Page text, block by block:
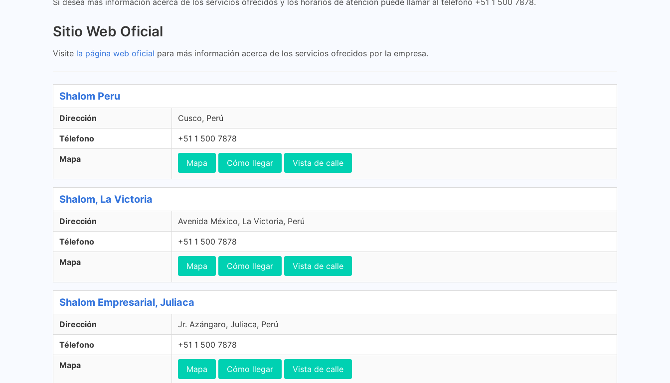
Sitio Web Oficial
Visite la página web oficial para más información acerca de los servicios ofrecidos por la empresa.
Shalom Peru
Dirección Cusco, Perú
Télefono +51 1 500 7878
Mapa Mapa Cómo llegar Vista de calle
Shalom, La Victoria
Dirección Avenida México, La Victoria, Perú
Télefono +51 1 500 7878
Mapa Mapa Cómo llegar Vista de calle
Shalom Empresarial, Juliaca
Dirección Jr. Azángaro, Juliaca, Perú
Télefono +51 1 500 7878
Mapa Mapa Cómo llegar Vista de calle